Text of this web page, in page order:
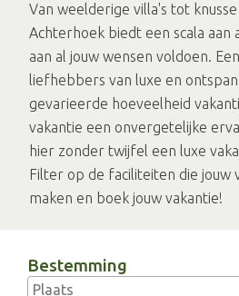
Van weelderige villa's tot
Achterhoek biedt een scala aan
aan al jouw wensen voldoen.
liefhebbers van luxe en
gevarieerde hoeveelheid
vakantie een onvergetelijke
hier zonder twijfel een luxe
Filter op de faciliteiten die
maken en boek jouw vakantie!
Bestemming